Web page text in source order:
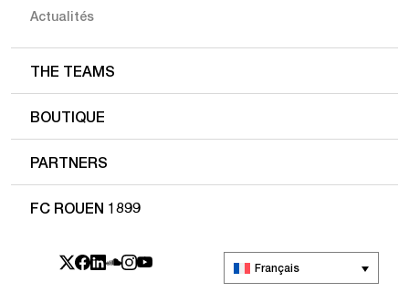
Actualités
THE TEAMS
BOUTIQUE
PARTNERS
FC ROUEN 1899
Français